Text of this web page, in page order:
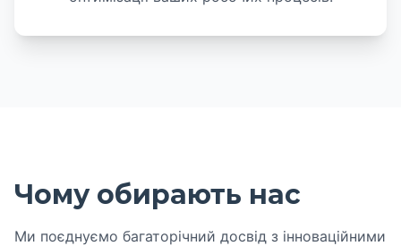
Чому обирають нас
Ми поєднуємо багаторічний досвід з інноваційними